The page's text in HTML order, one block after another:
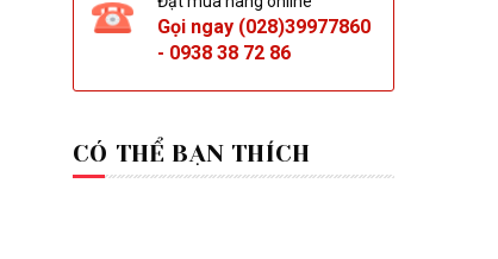
Gọi ngay (028)39977860
- 0938 38 72 86
CÓ THỂ BẠN THÍCH